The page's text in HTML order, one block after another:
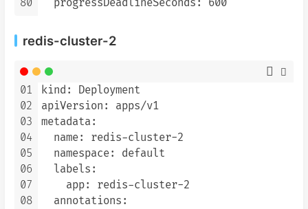
80
redis-cluster-2
01
02
03
04
05
06
07
08
kind: Deployment
apiVersion: apps/v1
metadata:
  name: redis-cluster-2
  namespace: default
  labels:
    app: redis-cluster-2
  annotations: